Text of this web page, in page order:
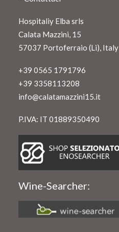
Hospitaliy Elba srls
Calata Mazzini, 15
57037 Portoferraio (Li), Italy
+39 0565 1791796
+39 3358113208
info@calatamazzini15.it
P.IVA: IT 01889350490
Wine-Searcher: